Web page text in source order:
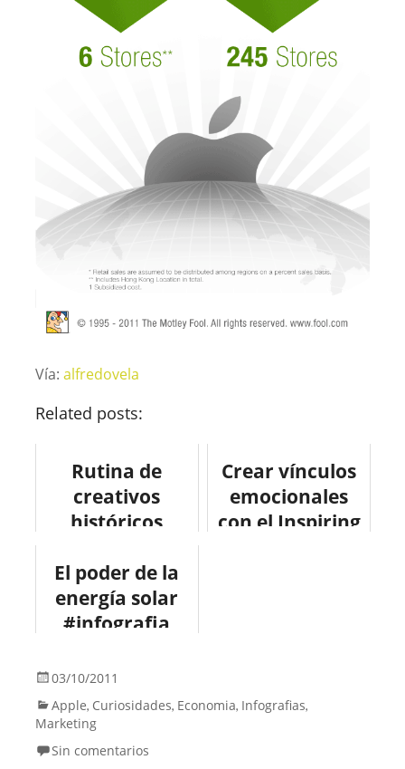
Vía: alfredovela
Related posts:
Rutina de
creativos
históricos
Crear vínculos
emocionales
con el Inspiring
El poder de la
energía solar
#infografia
e
03/10/2011
Apple, Curiosidades, Economia, Infografias,
Marketing
Sin comentarios